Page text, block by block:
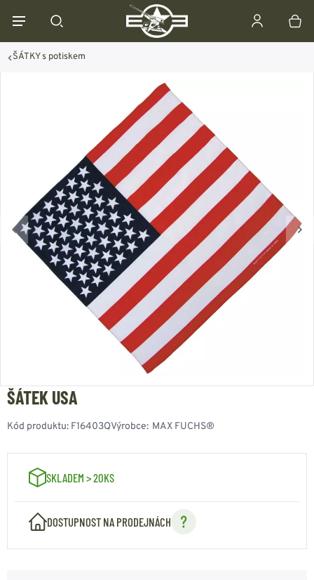
ŠÁTKY s potiskem
ŠÁTEK USA
Kód produktu: F16403QVýrobce: MAX FUCHS®
SKLADEM > 20KS
DOSTUPNOST NA PRODEJNÁCH